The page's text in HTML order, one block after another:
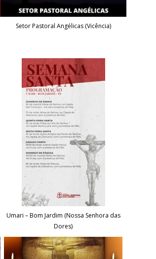
Setor Pastoral Angélicas (Vicência)
Umari – Bom Jardim (Nossa Senhora das
Dores)